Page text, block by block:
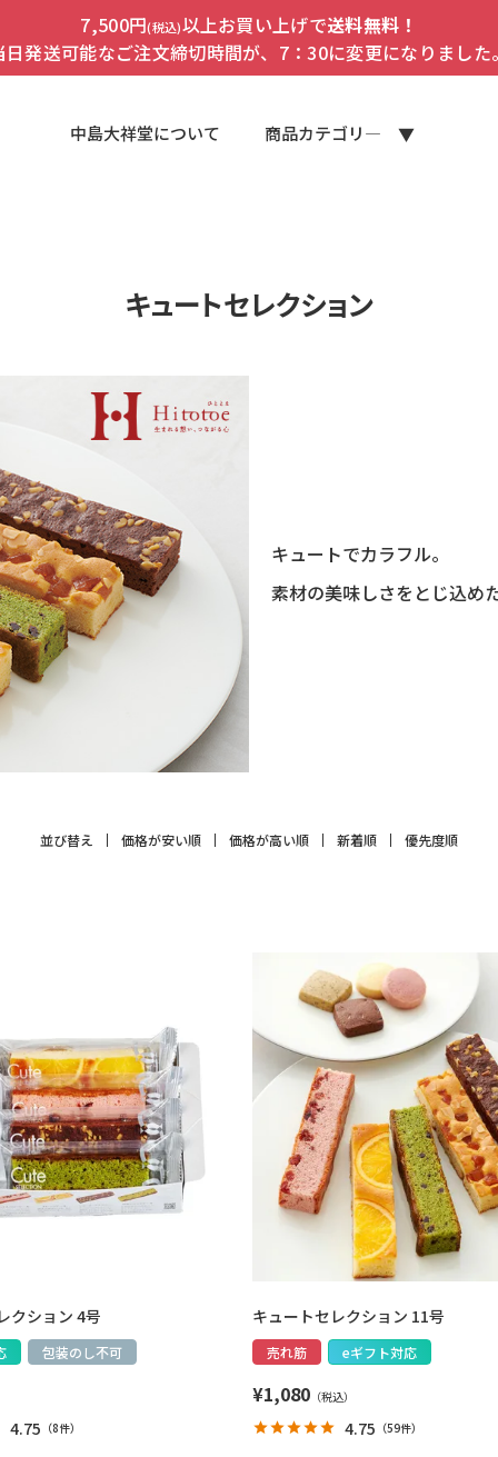
7,500円(税込)以上お買い上げで送料無料！
日発送可能なご注文締切時間が、7：30に変更になりました
中島大祥堂について 商品カテゴリ―
キュートセレクション
キュートでカラフル。
素材の美味しさをとじ込め
並び替え 価格が安い順 価格が高い順 新着順 優先度順
クション 4号
包装のし不可
4.75 （8件）
キュートセレクション 11号
売れ筋 eギフト対応
¥1,080
4.75 （59件）